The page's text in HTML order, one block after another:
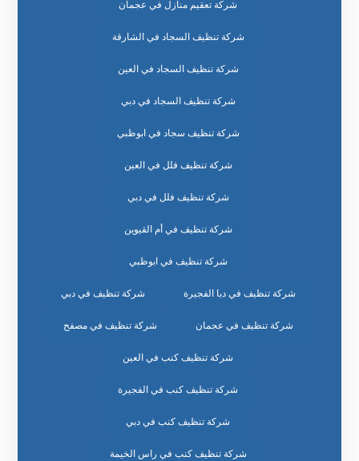
شركة تعقيم منازل في عجمان
شركة تنظيف السجاد في الشارقة
شركة تنظيف السجاد في العين
شركة تنظيف السجاد في دبي
شركة تنظيف سجاد في ابوظبي
شركة تنظيف فلل في العين
شركة تنظيف فلل في دبي
شركة تنظيف في أم القيوين
شركة تنظيف في ابوظبي
شركة تنظيف في دبا الفجيرة شركة تنظيف في دبي
شركة تنظيف في عجمان شركة تنظيف في مصفح
شركة تنظيف كنب في العين
شركة تنظيف كنب في الفجيرة
شركة تنظيف كنب في دبي
شركة تنظيف كنب في راس الخيمة